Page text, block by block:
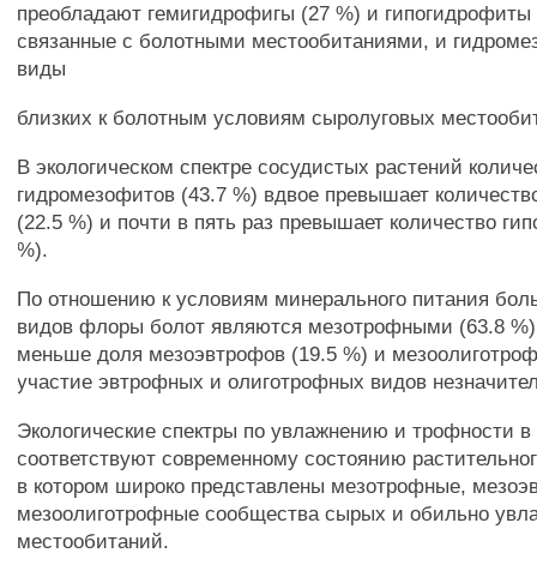
преобладают гемигидрофигы (27 %) и гипогидрофиты
связанные с болотными местообитаниями, и
виды
близких к болотным условиям сыролуговых
В экологическом спектре сосудистых растений
гидромезофитов (43.7 %) вдвое превышает
(22.5 %) и почти в пять раз превышает количество
%).
По отношению к условиям минерального питания
видов флоры болот являются мезотрофными (63.8
меньше доля мезоэвтрофов (19.5 %) и
участие эвтрофных и олиготрофных видов
Экологические спектры по увлажнению и трофности
соответствуют современному состоянию
в котором широко представлены мезотрофные,
мезоолиготрофные сообщества сырых и обильно
местообитаний.